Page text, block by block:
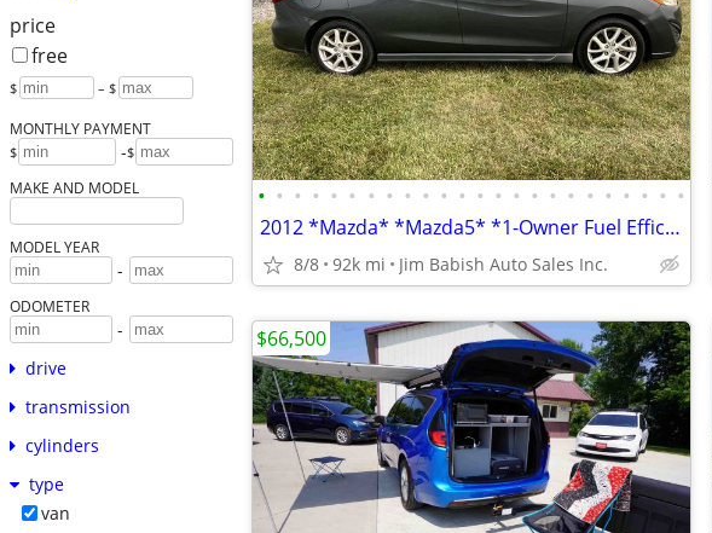
price
free
$ – $
MONTHLY PAYMENT
$ -$
MAKE AND MODEL
MODEL YEAR
-
ODOMETER
-
drive
transmission
cylinders
type
van
• • • • • • • • • • • • • • • • • • • • • • • •
2012 *Mazda* *Mazda5* *1-Owner Fuel Efficient Utility W
8/8 92k mi Jim Babish Auto Sales Inc.
$66,500